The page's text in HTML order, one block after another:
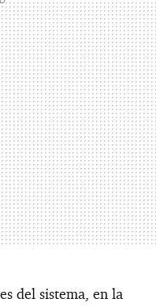
del sistema, en la